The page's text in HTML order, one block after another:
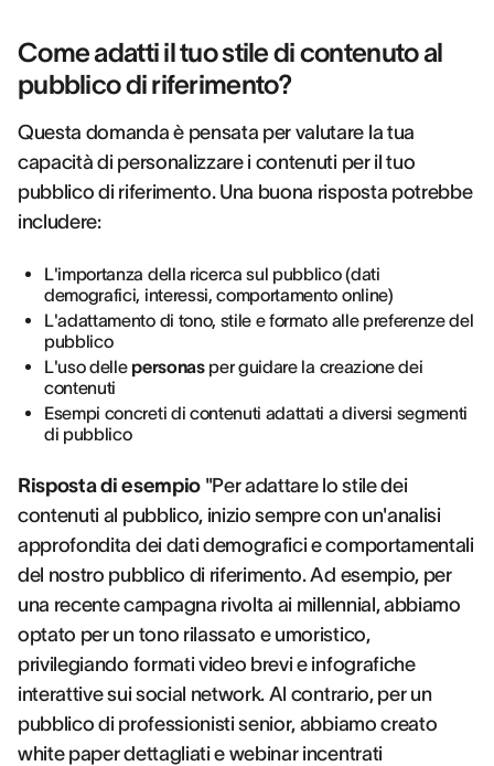
Come adatti il tuo stile di contenuto al
pubblico di riferimento?
Questa domanda è pensata per valutare la tua
capacità di personalizzare i contenuti per il tuo
pubblico di riferimento. Una buona risposta potrebbe
includere:
L'importanza della ricerca sul pubblico (dati
demografici, interessi, comportamento online)
L'adattamento di tono, stile e formato alle preferenze del
pubblico
L'uso delle personasper guidare la creazione dei
contenuti
Esempi concreti di contenuti adattati a diversi segmenti
di pubblico
Risposta di esempio "Per adattare lo stile dei
contenuti al pubblico, inizio sempre con un'analisi
approfondita dei dati demografici e comportamentali
del nostro pubblico di riferimento. Ad esempio, per
una recente campagna rivolta ai millennial, abbiamo
optato per un tono rilassato e umoristico,
privilegiando formati video brevi e infografiche
interattive sui social network. Al contrario, per un
pubblico di professionisti senior, abbiamo creato
white paper dettagliati e webinar incentrati